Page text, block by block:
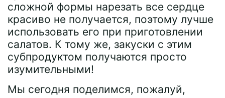
сложной формы нарезать все сердце
красиво не получается, поэтому лучше
использовать его при приготовлении
салатов. К тому же, закуски с этим
субпродуктом получаются просто
изумительными!
Мы сегодня поделимся, пожалуй,